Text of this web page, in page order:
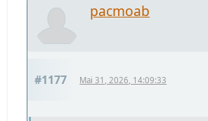
pacmoab
#1177 Mai 31, 2026, 14:09:33